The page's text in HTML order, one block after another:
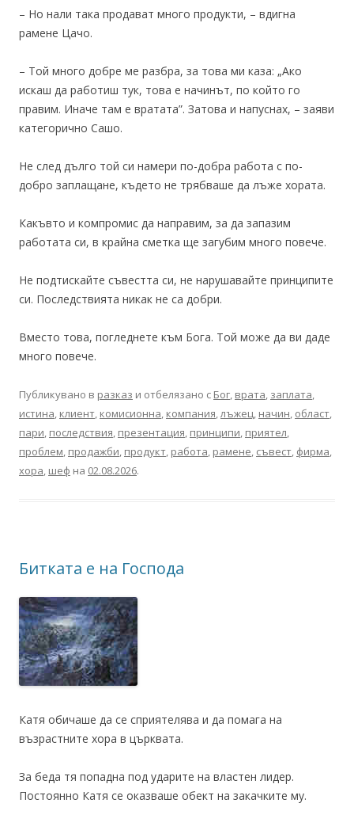
– Но нали така продават много продукти, – вдигна
рамене Цачо.
– Той много добре ме разбра, за това ми каза: „Ако
искаш да работиш тук, това е начинът, по който го
правим. Иначе там е вратата”. Затова и напуснах, – заяви
категорично Сашо.
Не след дълго той си намери по-добра работа с по-
добро заплащане, където не трябваше да лъже хората.
Какъвто и компромис да направим, за да запазим
работата си, в крайна сметка ще загубим много повече.
Не подтискайте съвестта си, не нарушавайте принципите
си. Последствията никак не са добри.
Вместо това, погледнете към Бога. Той може да ви даде
много повече.
Публикувано в разказ и отбелязано с Бог, врата, заплата,
истина, клиент, комисионна, компания,лъжец, начин, област,
пари, последствия, презентация, принципи, приятел,
проблем, продажби, продукт, работа, рамене, съвест, фирма,
хора, шеф на 02.08.2026.
Битката е на Господа
Катя обичаше да се сприятелява и да помага на
възрастните хора в църквата.
За беда тя попадна под ударите на властен лидер.
Постоянно Катя се оказваше обект на закачките му.